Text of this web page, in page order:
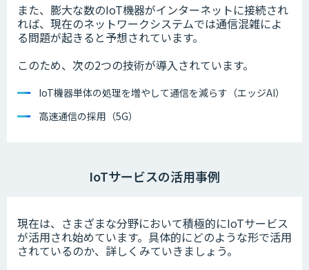
また、膨大な数のIoT機器がインターネットに接続され
れば、現在のネットワークシステムでは通信混雑によ
る問題が起きると予想されています。
このため、次の2つの技術が導入されています。
IoT機器単体の処理を増やして通信を減らす（エッジAI）
高速通信の採用（5G）
IoTサービスの活用事例
現在は、さまざまな分野において積極的にIoTサービス
が活用され始めています。具体的にどのような形で活用
されているのか、詳しくみていきましょう。